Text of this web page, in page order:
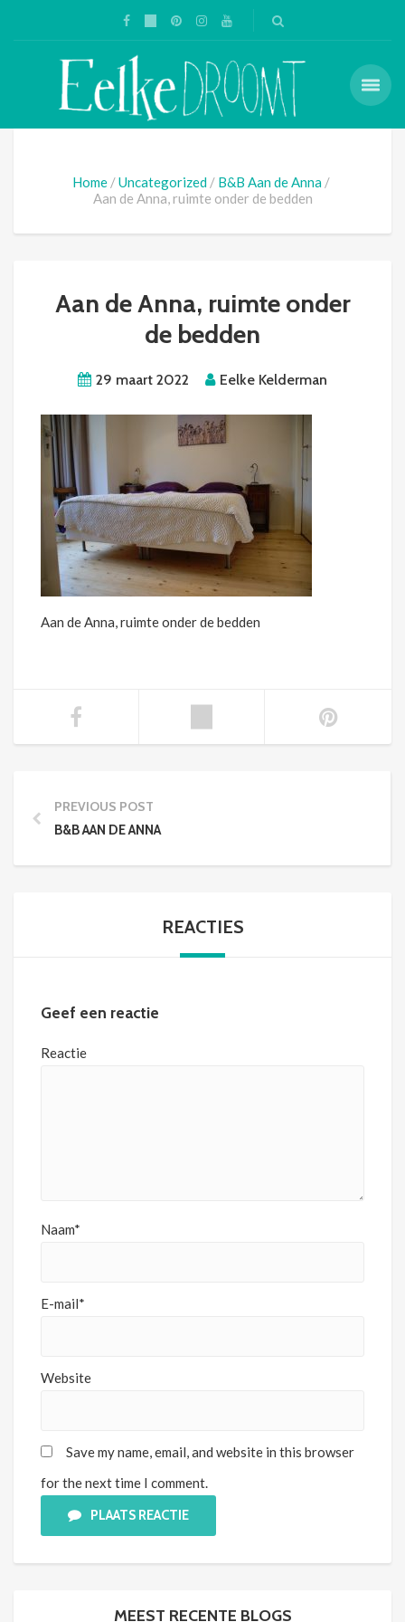
Home Uncategorized
B&B Aan de Anna
Aan de Anna, ruimte onder de bedden
Aan de Anna, ruimte onder
de bedden
29 maart 2022 Eelke Kelderman
Aan de Anna, ruimte onder de bedden
PREVIOUS POST
B&B AAN DE ANNA
REACTIES
Geef een reactie
Reactie
Naam*
E-mail*
Website
Save my name, email, and website in this browser
for the next time I comment.
PLAATS REACTIE
MEEST RECENTE BLOGS